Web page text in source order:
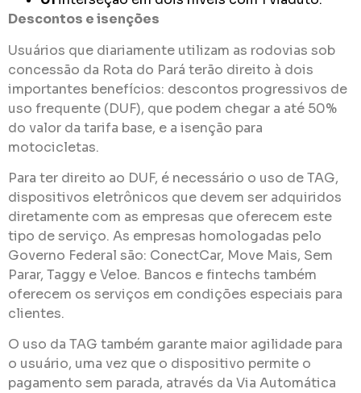
Descontos e isenções
Usuários que diariamente utilizam as rodovias sob
concessão da Rota do Pará terão direito à dois
importantes benefícios: descontos progressivos de
uso frequente (DUF), que podem chegar a até 50%
do valor da tarifa base, e a isenção para
motocicletas.
Para ter direito ao DUF, é necessário o uso de TAG,
dispositivos eletrônicos que devem ser adquiridos
diretamente com as empresas que oferecem este
tipo de serviço. As empresas homologadas pelo
Governo Federal são: ConectCar, Move Mais, Sem
Parar, Taggy e Veloe. Bancos e fintechs também
oferecem os serviços em condições especiais para
clientes.
O uso da TAG também garante maior agilidade para
o usuário, uma vez que o dispositivo permite o
pagamento sem parada, através da Via Automática